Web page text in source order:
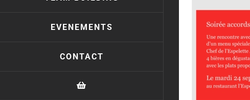
EVENEMENTS
CONTACT